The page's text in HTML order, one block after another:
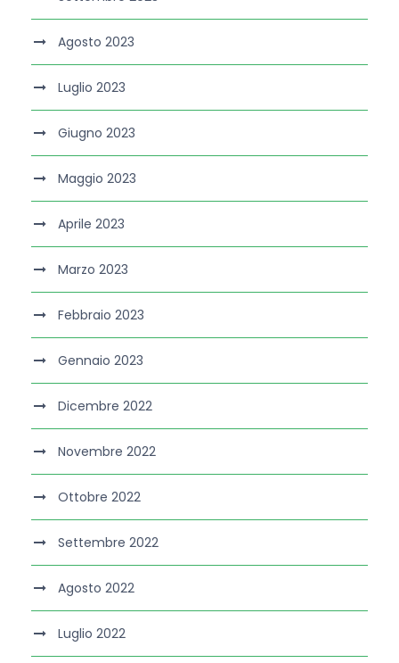
Agosto 2023
Luglio 2023
Giugno 2023
Maggio 2023
Aprile 2023
Marzo 2023
Febbraio 2023
Gennaio 2023
Dicembre 2022
Novembre 2022
Ottobre 2022
Settembre 2022
Agosto 2022
Luglio 2022